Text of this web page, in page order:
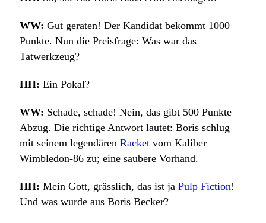
WW: Gut geraten! Der Kandidat bekommt 1000
Punkte. Nun die Preisfrage: Was war das
Tatwerkzeug?
HH: Ein Pokal?
WW: Schade, schade! Nein, das gibt 500 Punkte
Abzug. Die richtige Antwort lautet: Boris schlug
mit seinem legendären Racket vom Kaliber
Wimbledon-86 zu; eine saubere Vorhand.
HH: Mein Gott, grässlich, das ist ja Pulp Fiction!
Und was wurde aus Boris Becker?